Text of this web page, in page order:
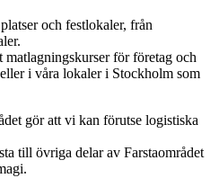
och festlokaler, från
för företag och
i våra lokaler i Stockholm som
gör att vi kan förutse logistiska
till övriga delar av Farstaområdet